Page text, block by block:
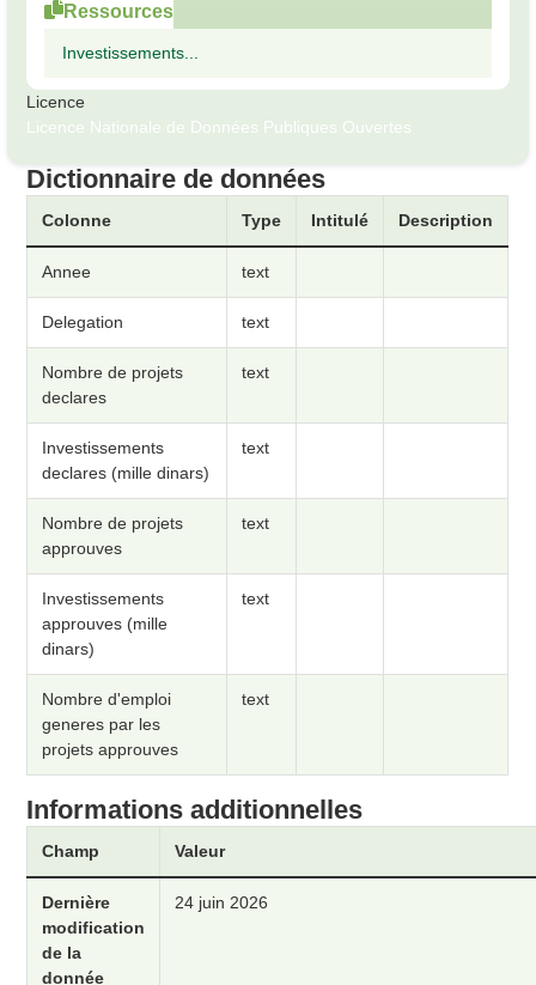
Ressources
Investissements...
Licence
Licence Nationale de Données Publiques Ouvertes
Dictionnaire de données
Colonne Type Intitulé Description
Annee text
Delegation text
Nombre de projets
declares
text
Investissements
declares (mille dinars)
text
Nombre de projets
approuves
text
Investissements
approuves (mille
dinars)
text
Nombre d'emploi
generes par les
projets approuves
text
Informations additionnelles
Champ Valeur
Dernière
modification
de la
donnée
24 juin 2026